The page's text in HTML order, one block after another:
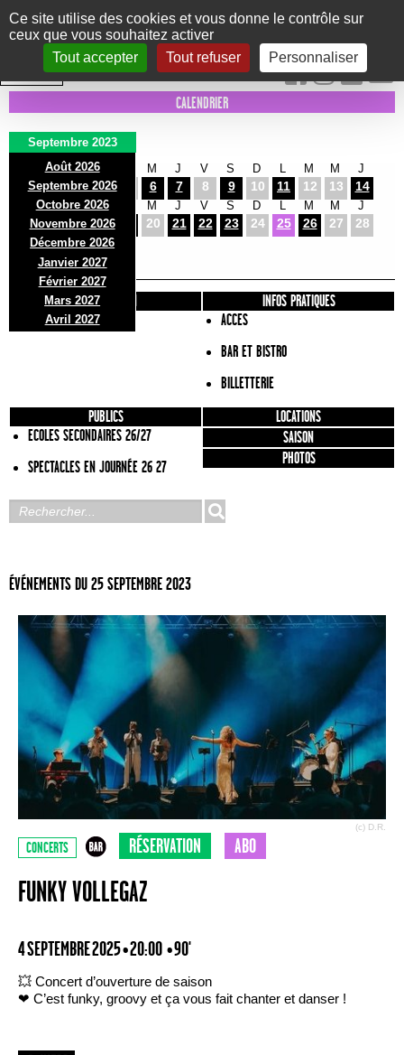
Panneau de gestion des cookies
Ce site utilise des cookies et vous donne le contrôle sur
ceux que vous souhaitez activer
Tout accepter
Tout refuser Personnaliser
Le Marni
CONCERTS DANSE/CIRQUE THÉÂTRE KIDS EXPOS EVENTS
INTRA MUROS
CALENDRIER
Septembre 2023
Août 2026
Septembre 2026
Octobre 2026
Novembre 2026
Décembre 2026
Janvier 2027
Février 2027
Mars 2027
Avril 2027
S
2
D
3
L
4
M
6
J
7
V
8
S
9
D
10 11
M
12
M
13
J
14
S
16
D
17
L
18
M
20
J
21
V
22
S
23
D
24 25
M
26
M
27
J
28
S
30
PRÉSENTATION
INFOS PRATIQUES
ACCES
BAR ET BISTRO
BILLETTERIE
PUBLICS
ECOLES SECONDAIRES 26/27
SPECTACLES EN JOURNÉE 26 27
LOCATIONS
SAISON
PHOTOS
ÉVÉNEMENTS DU 25 SEPTEMBRE 2023
(c) D.R.
CONCERTS RÉSERVATION ABO
FUNKY VOLLEGAZ
4 SEPTEMBRE 2025 • 20:00 • 90'
💥 Concert d’ouverture de saison
❤ C’est funky, groovy et ça vous fait chanter et danser !